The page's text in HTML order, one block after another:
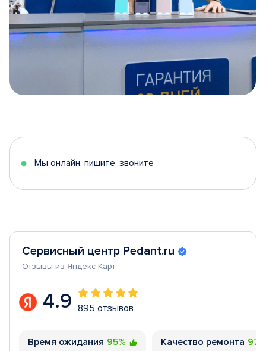
5
Мы онлайн, пишите, звоните
Сервисный центр Pedant.ru
Отзывы из Яндекс Карт
4.9 895 отзывов
Время ожидания 95% Качество ремонта